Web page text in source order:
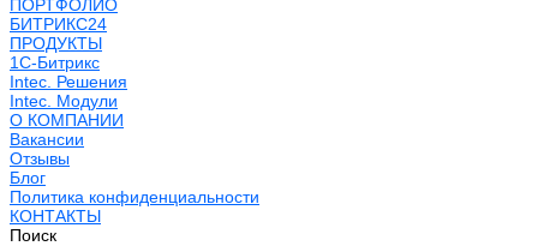
ПОРТФОЛИО
БИТРИКС24
ПРОДУКТЫ
1С-Битрикс
Intec. Решения
Intec. Модули
О КОМПАНИИ
Вакансии
Отзывы
Блог
Политика конфиденциальности
КОНТАКТЫ
Поиск